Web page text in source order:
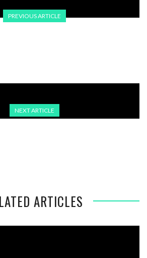
PREVIOUS ARTICLE
NEXT ARTICLE
ARTICLES